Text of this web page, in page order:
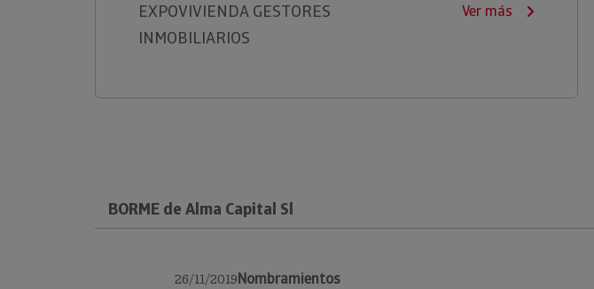
EXPOVIVIENDA GESTORES
INMOBILIARIOS
Ver más
BORME de Alma Capital Sl
26/11/2019Nombramientos